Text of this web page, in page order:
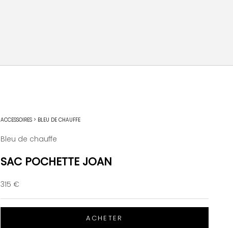
ACCESSOIRES > BLEU DE CHAUFFE
Bleu de chauffe
SAC POCHETTE JOAN
Prix de vente
315 €
ACHETER